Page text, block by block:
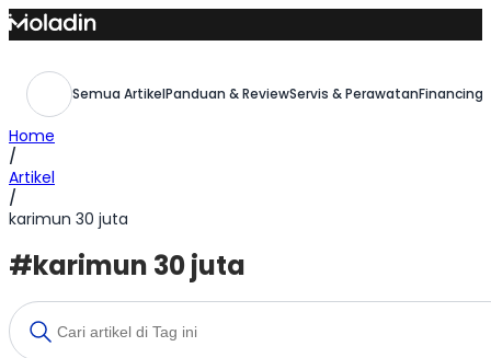
Skip
to
Semua ArtikelPanduan & ReviewServis & Perawatan
Home
/
Artikel
/
karimun 30 juta
#karimun 30 juta